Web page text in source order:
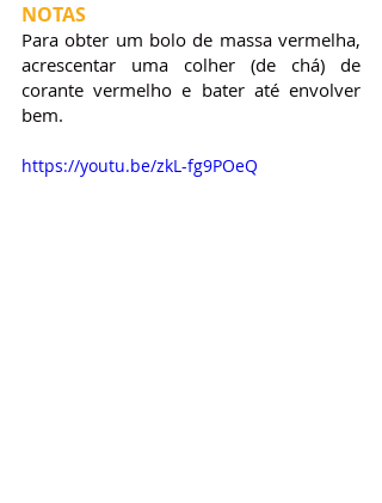
NOTAS
Para obter um bolo de massa vermelha,
acrescentar uma colher (de chá) de
corante vermelho e bater até envolver
bem.
https://youtu.be/zkL-fg9POeQ